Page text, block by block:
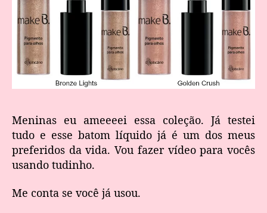
Meninas eu ameeeei essa coleção. Já testei
tudo e esse batom líquido já é um dos meus
preferidos da vida. Vou fazer vídeo para vocês
usando tudinho.
Me conta se você já usou.